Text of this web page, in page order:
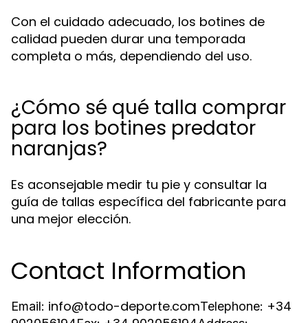
Con el cuidado adecuado, los botines de
calidad pueden durar una temporada
completa o más, dependiendo del uso.
¿Cómo sé qué talla comprar
para los botines predator
naranjas?
Es aconsejable medir tu pie y consultar la
guía de tallas específica del fabricante para
una mejor elección.
Contact Information
Email: info@todo-deporte.comTelephone: +34